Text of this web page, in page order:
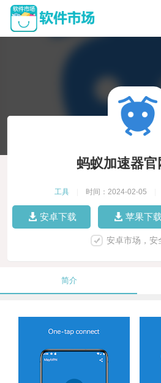
蚂蚁加速器官
工具 时间：2024-02-05
安卓下载 苹果下载
安卓市场，安
简介